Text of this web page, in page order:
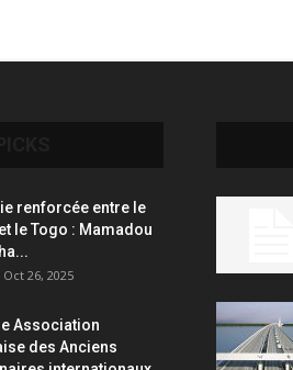
renforcée entre le
le Togo : Mamadou
Oct 26, 2025
Association
des Anciens